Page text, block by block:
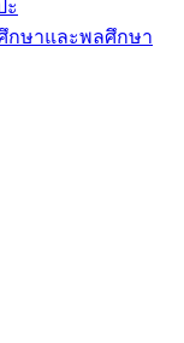
ะ
กษาและพลศึกษา